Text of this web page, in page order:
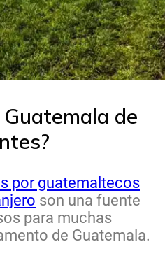
de
por guatemaltecos
son una fuente
para muchas
de Guatemala.